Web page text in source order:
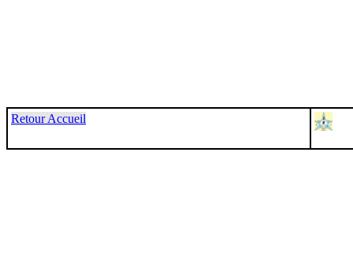
Retour Accueil